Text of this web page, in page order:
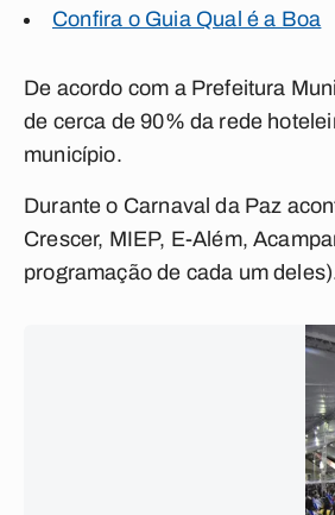
Confira o Guia Qual é a Boa
De acordo com a Prefeitura
de cerca de 90% da rede
município.
Durante o Carnaval da Paz
Crescer, MIEP, E-Além,
programação de cada um deles